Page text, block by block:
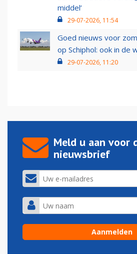
middel’
29-07-2026, 11:54
Goed nieuws voor
op Schiphol: ook in de
29-07-2026, 11:20
Meld u aan voor
nieuwsbrief